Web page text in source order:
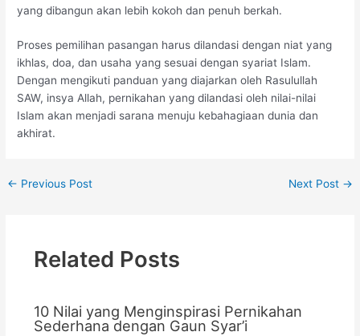
yang dibangun akan lebih kokoh dan penuh berkah.
Proses pemilihan pasangan harus dilandasi dengan niat yang
ikhlas, doa, dan usaha yang sesuai dengan syariat Islam.
Dengan mengikuti panduan yang diajarkan oleh Rasulullah
SAW, insya Allah, pernikahan yang dilandasi oleh nilai-nilai
Islam akan menjadi sarana menuju kebahagiaan dunia dan
akhirat.
← Previous Post Next Post →
Related Posts
10 Nilai yang Menginspirasi Pernikahan
Sederhana dengan Gaun Syar’i